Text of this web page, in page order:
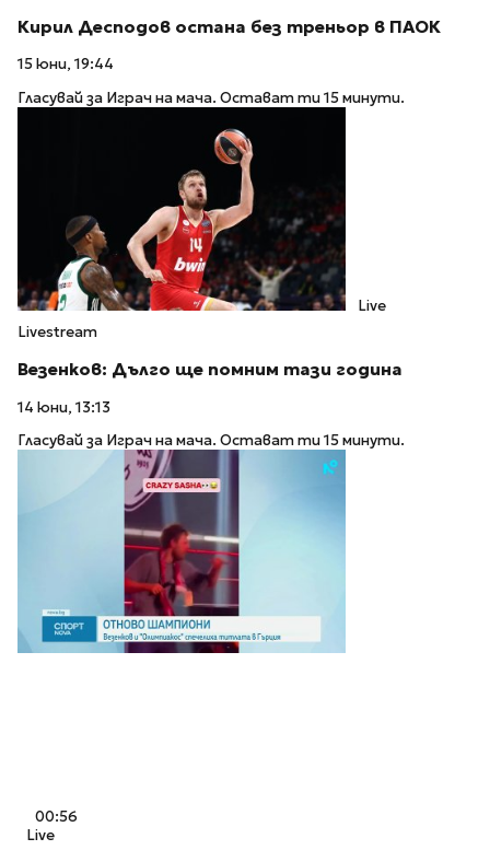
Кирил Десподов остана без треньор в ПАОК
15 юни, 19:44
Гласувай за Играч на мача. Остават ти 15 минути.
Live
Livestream
Везенков: Дълго ще помним тази година
14 юни, 13:13
Гласувай за Играч на мача. Остават ти 15 минути.
00:56
Live